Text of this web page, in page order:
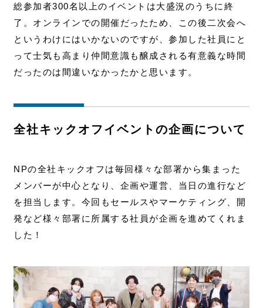
総参加者300名以上のイベントは大盛況のうちに終
了。オンラインでの開催だったため、この後二次会へ
というわけにはいかないのですが、参加した社員にと
って士気も高まり仲間意識も醸成される有意義な時間
だったのは間違いなかったかと思います。
全社キックオフイベントの企画について
NPの全社キックオフは毎回様々な部署から集まった
メンバーが中心となり、企画や運営、当日の進行など
を担当します。今回もセールスやマーケティング、開
発など様々部署に所属する社員が企画を進めてくれま
した！